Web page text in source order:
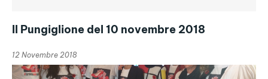
Il Pungiglione del 10 novembre 2018
12 Novembre 2018